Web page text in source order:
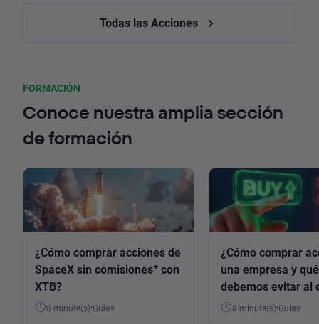
Todas las Acciones
FORMACIÓN
Conoce nuestra amplia sección
de formación
¿Cómo comprar acciones de
SpaceX sin comisiones* con
XTB?
8 minute(s) Guías
¿Cómo comprar
una empresa y
debemos evitar al
8 minute(s) Guías